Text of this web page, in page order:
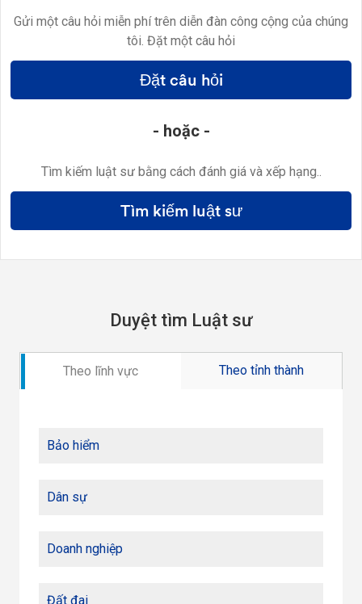
Gửi một câu hỏi miễn phí trên diễn đàn công cộng của chúng
tôi. Đặt một câu hỏi
Đặt câu hỏi
- hoặc -
Tìm kiếm luật sư bằng cách đánh giá và xếp hạng..
Tìm kiếm luật sư
Duyệt tìm Luật sư
Theo lĩnh vực Theo tỉnh thành
Bảo hiểm
Dân sự
Doanh nghiệp
Đất đai